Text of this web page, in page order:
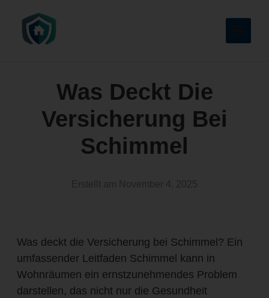
Was Deckt Die
Versicherung Bei
Schimmel
Was deckt die Versicherung bei Schimmel? Ein
umfassender Leitfaden Schimmel kann in
Wohnräumen ein ernstzunehmendes Problem
darstellen, das nicht nur die Gesundheit